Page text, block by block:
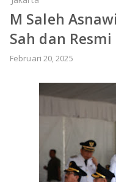
DAERAH
NASIONAL
LAMPUNG TENGAH
HUKUM-KRIMINAL
ADVETORIAL
M Saleh
Sah dan
Februari 20, 2025